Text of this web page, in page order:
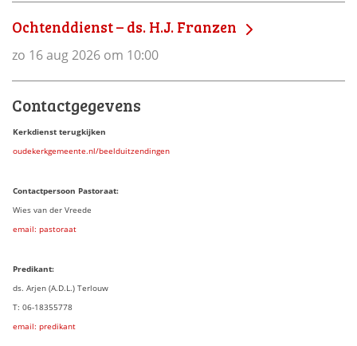
Ochtenddienst – ds. H.J. Franzen
zo 16 aug 2026 om 10:00
Contactgegevens
Kerkdienst terugkijken
oudekerkgemeente.nl/beelduitzendingen
Contactpersoon Pastoraat:
Wies van der Vreede
email: pastoraat
Predikant:
ds. Arjen (A.D.L.) Terlouw
T: 06-18355778
email: predikant